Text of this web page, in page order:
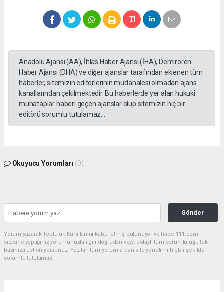
Anadolu Ajansı (AA), İhlas Haber Ajansı (İHA), Demirören
Haber Ajansı (DHA) ve diğer ajanslar tarafından eklenen tüm
haberler, sitemizin editörlerinin müdahalesi olmadan ajans
kanallarından çekilmektedir. Bu haberlerde yer alan hukuki
muhataplar haberi geçen ajanslar olup sitemizin hiç bir
editörü sorumlu tutulamaz...
Okuyucu Yorumları (0)
Gönder
Yorum yazarak Topluluk Kuralları’nı kabul etmiş bulunuyor ve haber111.com
sitesine yaptığınız yorumunuzla ilgili doğrudan veya dolaylı tüm sorumluluğu tek
başınıza üstleniyorsunuz. Yazılan tüm yorumlardan site yönetimi hiçbir şekilde
sorumlu tutulamaz.